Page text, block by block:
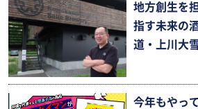
地方創生を
指す未来の
道・上川大
今年もやっ